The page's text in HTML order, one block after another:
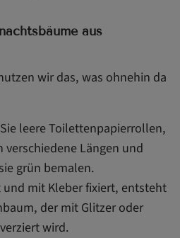
aus
wir das, was ohnehin da
leere Toilettenpapierrollen,
verschiedene Längen und
grün bemalen.
mit Kleber fixiert, entsteht
der mit Glitzer oder
wird.